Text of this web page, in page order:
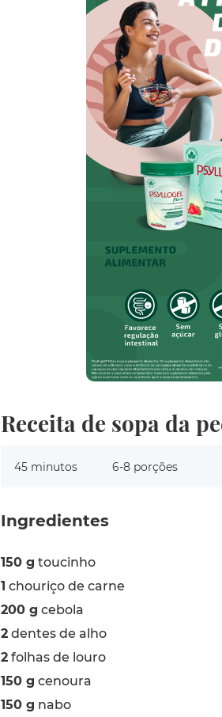
Receita de sopa da
45 minutos 6-8 porções
Ingredientes
150 g toucinho
1 chouriço de carne
200 g cebola
2dentes de alho
2folhas de louro
150 g cenoura
150 g nabo